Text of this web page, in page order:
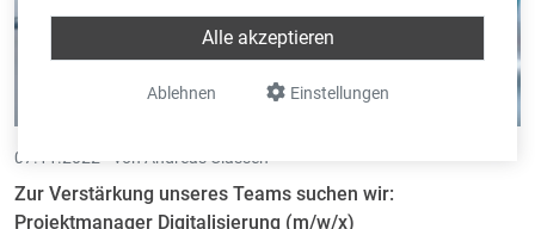
Einstellungen
Ablehnen
Alle akzeptieren
07.11.2022 • von Andreas Classen
Zur Verstärkung unseres Teams suchen wir:
Projektmanager Digitalisierung (m/w/x)